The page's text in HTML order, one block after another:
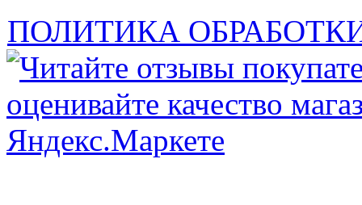
ПОЛИТИКА